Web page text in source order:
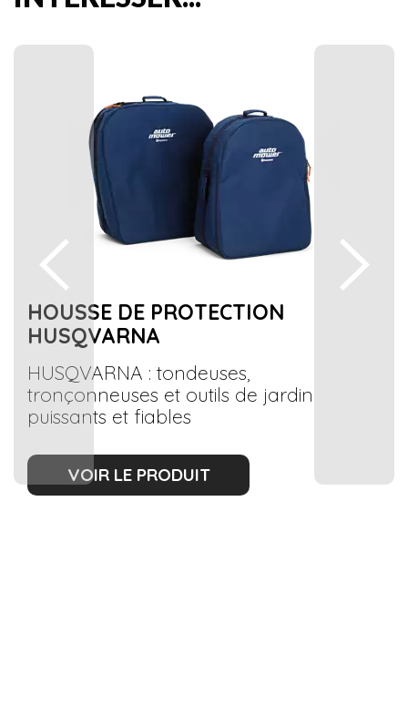
HOUSSE DE PROTECTION
HUSQVARNA
HUSQVARNA : tondeuses,
tronçonneuses et outils de jardin
puissants et fiables
VOIR LE PRODUIT